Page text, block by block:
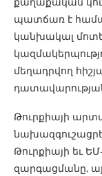
պատճառ է
կանխակալ
մեղադրվող
Թուրքիայի
Թուրքիայի եւ
զարգացմանը,